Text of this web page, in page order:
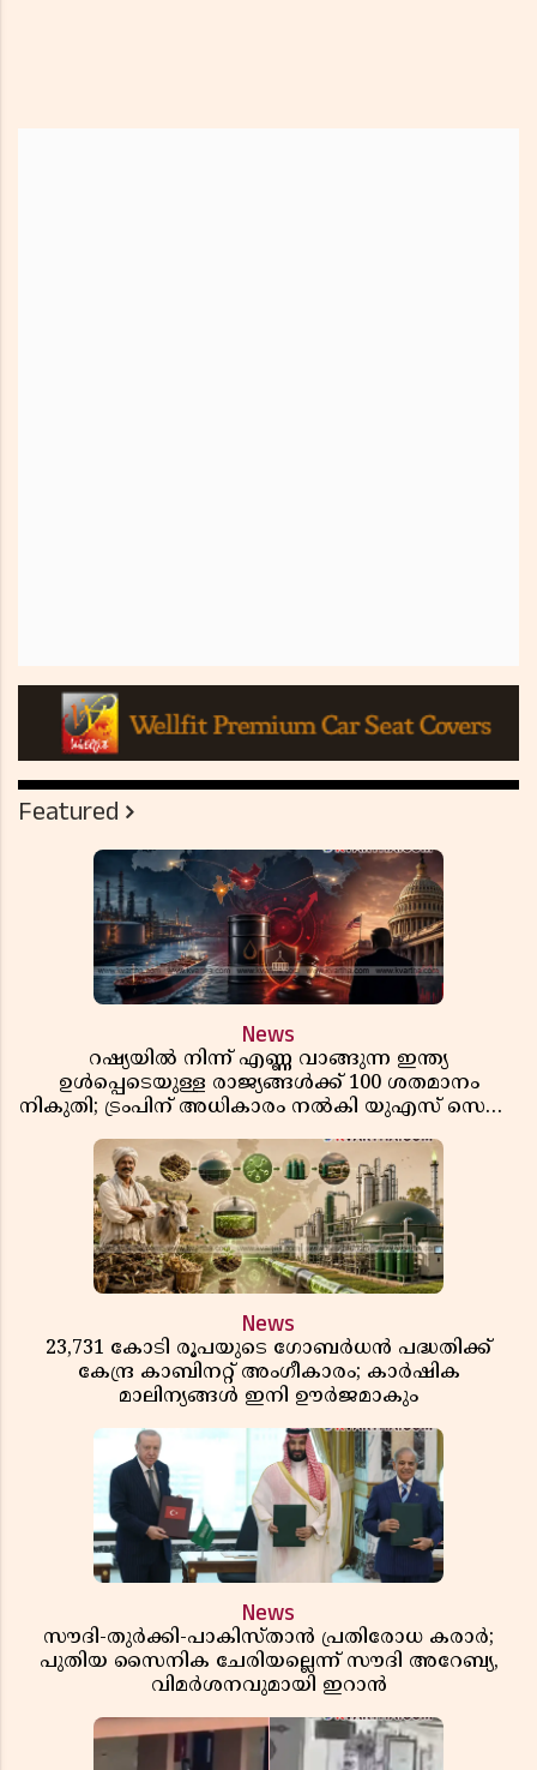
Featured
News
റഷ്യയിൽ നിന്ന് എണ്ണ വാങ്ങുന്ന ഇന്ത്യ
ഉൾപ്പെടെയുള്ള രാജ്യങ്ങൾക്ക് 100 ശതമാനം
നികുതി; ട്രംപിന് അധികാരം നൽകി യുഎസ് സെനറ്റ്
News
23,731 കോടി രൂപയുടെ ഗോബർധൻ പദ്ധതിക്ക്
കേന്ദ്ര കാബിനറ്റ് അംഗീകാരം; കാർഷിക
മാലിന്യങ്ങൾ ഇനി ഊർജമാകും
News
സൗദി-തുർക്കി-പാകിസ്താൻ പ്രതിരോധ കരാർ;
പുതിയ സൈനിക ചേരിയല്ലെന്ന് സൗദി അറേബ്യ,
വിമർശനവുമായി ഇറാൻ